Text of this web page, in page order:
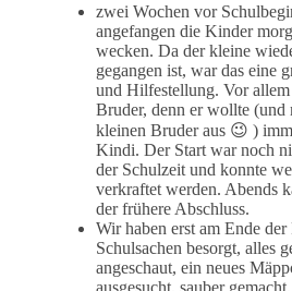
zwei Wochen vor
angefangen die Kinder
wecken. Da der kleine
gegangen ist, war das eine
und Hilfestellung. Vor
Bruder, denn er wollte (und
kleinen Bruder aus 😉 )
Kindi. Der Start war noch
der Schulzeit und konnte
verkraftet werden. Abends
der frühere Abschluss.
Wir haben erst am Ende der
Schulsachen besorgt, alles
angeschaut, ein neues
ausgesucht, sauber